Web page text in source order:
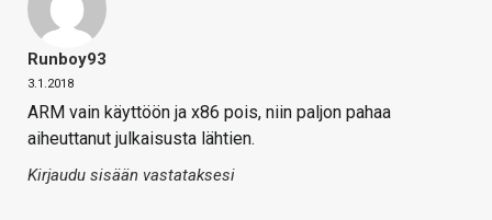
Runboy93
3.1.2018
ARM vain käyttöön ja x86 pois, niin paljon pahaa
aiheuttanut julkaisusta lähtien.
Kirjaudu sisään vastataksesi